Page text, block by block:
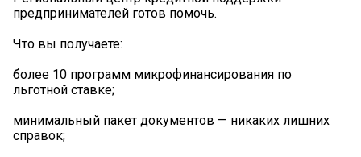
предпринимателей готов помочь.
Что вы получаете:
более 10 программ микрофинансирования по
льготной ставке;
минимальный пакет документов — никаких лишних
справок;